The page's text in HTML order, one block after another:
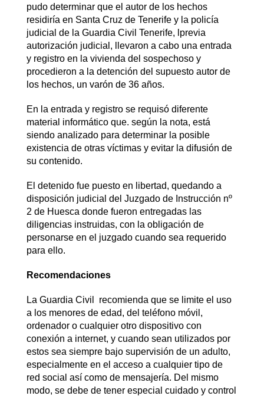
pudo determinar que el autor de los hechos
residiría en Santa Cruz de Tenerife y la policía
judicial de la Guardia Civil Tenerife, lprevia
autorización judicial, llevaron a cabo una entrada
y registro en la vivienda del sospechoso y
procedieron a la detención del supuesto autor de
los hechos, un varón de 36 años.
En la entrada y registro se requisó diferente
material informático que. según la nota, está
siendo analizado para determinar la posible
existencia de otras víctimas y evitar la difusión de
su contenido.
El detenido fue puesto en libertad, quedando a
disposición judicial del Juzgado de Instrucción nº
2 de Huesca donde fueron entregadas las
diligencias instruidas, con la obligación de
personarse en el juzgado cuando sea requerido
para ello.
Recomendaciones
La Guardia Civil recomienda que se limite el uso
a los menores de edad, del teléfono móvil,
ordenador o cualquier otro dispositivo con
conexión a internet, y cuando sean utilizados por
estos sea siempre bajo supervisión de un adulto,
especialmente en el acceso a cualquier tipo de
red social así como de mensajería. Del mismo
modo, se debe de tener especial cuidado y control